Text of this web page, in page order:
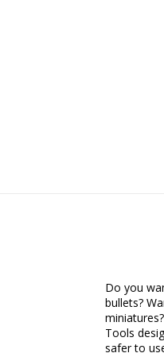
Do you
bullets?
Tools
safer to